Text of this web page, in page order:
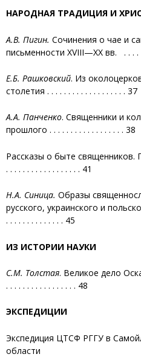
НАРОДНАЯ ТРАДИЦИЯ И
А.В. Пигин. Сочинения о чае и
письменности XVIII—ХХ вв. . . . . .
Е.Б. Рашковский. Из
столетия . . . . . . . . . . . . . . . . . . . 37
А.А. Панченко. Священники и
прошлого . . . . . . . . . . . . . . . . . . 38
Рассказы о быте священников.
. . . . . . . . . . . . . . . . . . 41
Н.А. Синица. Образы
русского, украинского и
. . . . . . . . . . . . . . 45
ИЗ ИСТОРИИ НАУКИ
С.М. Толстая. Великое дело
. . . . . . . . . . . . . . . . . 48
ЭКСПЕДИЦИИ
Экспедиция ЦТСФ РГГУ в
области